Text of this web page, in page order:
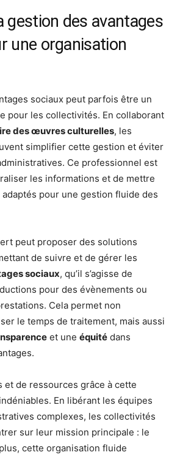
gestion des avantages
une organisation
sociaux peut parfois être un
pour les collectivités. En collaborant
des œuvres culturelles, les
simplifier cette gestion et éviter
Ce professionnel est
les informations et de mettre
pour une gestion fluide des
peut proposer des solutions
de suivre et de gérer les
sociaux, qu’il s’agisse de
pour des évènements ou
Cela permet non
le temps de traitement, mais aussi
et une équité dans
et de ressources grâce à cette
En libérant les équipes
complexes, les collectivités
sur leur mission principale : le
cette organisation fluide